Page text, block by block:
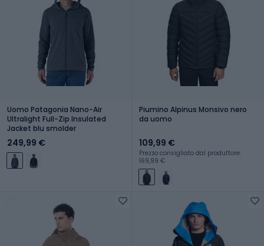
Uomo Patagonia Nano-Air
Ultralight Full-Zip Insulated
Jacket blu smolder
249,99 €
Piumino Alpinus Monsivo nero
da uomo
109,99 €
Prezzo consigliato dal produttore:
169,99 €